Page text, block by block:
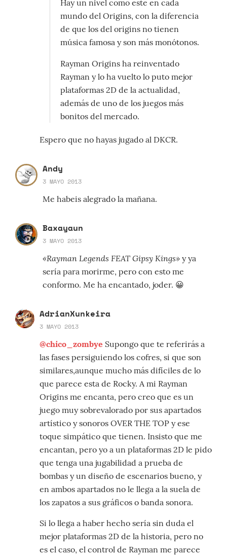
Hay un nivel como este en cada
mundo del Origins, con la diferencia
de que los del origins no tienen
música famosa y son más monótonos.
Rayman Origins ha reinventado
Rayman y lo ha vuelto lo puto mejor
plataformas 2D de la actualidad,
además de uno de los juegos más
bonitos del mercado.
Espero que no hayas jugado al DKCR.
Andy
3 MAYO 2013
Me habeis alegrado la mañana.
Baxayaun
3 MAYO 2013
«Rayman Legends FEAT Gipsy Kings» y ya
sería para morirme, pero con esto me
conformo. Me ha encantado, joder. 😀
AdrianXunkeira
3 MAYO 2013
@chico_zombye Supongo que te referirás a
las fases persiguiendo los cofres, si que son
similares,aunque mucho más difíciles de lo
que parece esta de Rocky. A mi Rayman
Origins me encanta, pero creo que es un
juego muy sobrevalorado por sus apartados
artístico y sonoros OVER THE TOP y ese
toque simpático que tienen. Insisto que me
encantan, pero yo a un plataformas 2D le pido
que tenga una jugabilidad a prueba de
bombas y un diseño de escenarios bueno, y
en ambos apartados no le llega a la suela de
los zapatos a sus gráficos o banda sonora.
Si lo llega a haber hecho sería sin duda el
mejor plataformas 2D de la historia, pero no
es el caso, el control de Rayman me parece